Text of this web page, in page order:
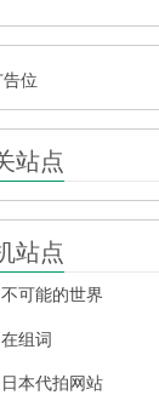
站点
站点
不可能的世界
在组词
日本代拍网站